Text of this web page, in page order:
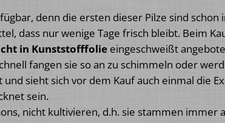
denn die ersten dieser Pilze sind schon
dass nur wenige Tage frisch bleibt. Beim
in Kunststofffolie eingeschweißt
fangen sie so an zu schimmeln oder
sieht sich vor dem Kauf auch einmal die
sein.
nicht kultivieren, d.h. sie stammen immer